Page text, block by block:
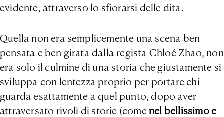
evidente, attraverso lo sfiorarsi delle dita.
Quella non era semplicemente una scena ben
pensata e ben girata dalla regista Chloé Zhao, non
era solo il culmine di una storia che giustamente si
sviluppa con lentezza proprio per portare chi
guarda esattamente a quel punto, dopo aver
attraversato rivoli di storie (comenel bellissimo e